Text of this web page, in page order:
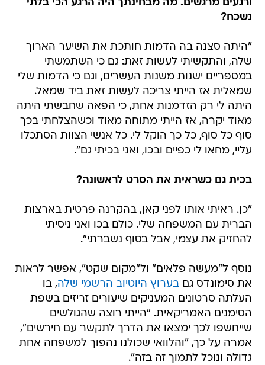
ורגעים מרגשים. מה מבחינתך היה הרגע הכי בלתי
נשכח?
"היתה סצנה בה הדמות חותכת את השיער הארוך
שלה, והתקשיתי לעשות זאת: גם כי השתמשתי
במספריים ישנות משנות העשרים, וגם כי הדמות שלי
שמאלית אז הייתי צריכה לעשות זאת ביד שמאל.
היתה לי רק הזדמנות אחת, כי הפאה שחבשתי היתה
מאוד יקרה, אז הייתי מתוחה מאוד וכשהצלחתי בכך
סוף כל סוף, כל כך הוקל לי. כל אנשי הצוות הסתכלו
עליי, מחאו לי כפיים ובכו, ואני בכיתי גם".
בכית גם כשראית את הסרט לראשונה?
"כן. ראיתי אותו לפני קאן, בהקרנה פרטית בארצות
הברית עם המשפחה שלי. כולם בכו ואני ניסיתי
להחזיק את עצמי, אבל בסוף נשברתי".
נוסף ל"מעשה פלאים" ול"מקום שקט", אפשר לראות
את סימונדס גםבערוץ היוטיוב הרשמי שלה, בו
העלתה סרטונים המעניקים שיעורים זריזים בשפת
הסימנים האמריקאית. "הייתי רוצה שהגולשים
שייחשפו לכך ימצאו את הדרך לתקשר עם חירשים",
אמרה על כך, "והלוואי שכולנו נהפוך למשפחה אחת
גדולה ונוכל לתמוך זה בזה".